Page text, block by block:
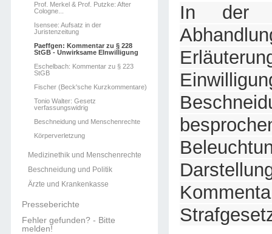
Prof. Merkel & Prof. Putzke: After
Cologne...
Isensee: Aufsatz in der
Juristenzeitung
Paeffgen: Kommentar zu § 228
StGB - Unwirksame EInwilligung
Eschelbach: Kommentar zu § 223
StGB
Fischer (Beck'sche Kurzkommentare)
Tonio Walter: Gesetz
verfassungswidrig
Beschneidung und Menschenrechte
Körperverletzung
Medizinethik und Menschenrechte
Beschneidung und Politik
Ärzte und Krankenkasse
Presseberichte
Fehler gefunden? - Bitte
melden!
In der